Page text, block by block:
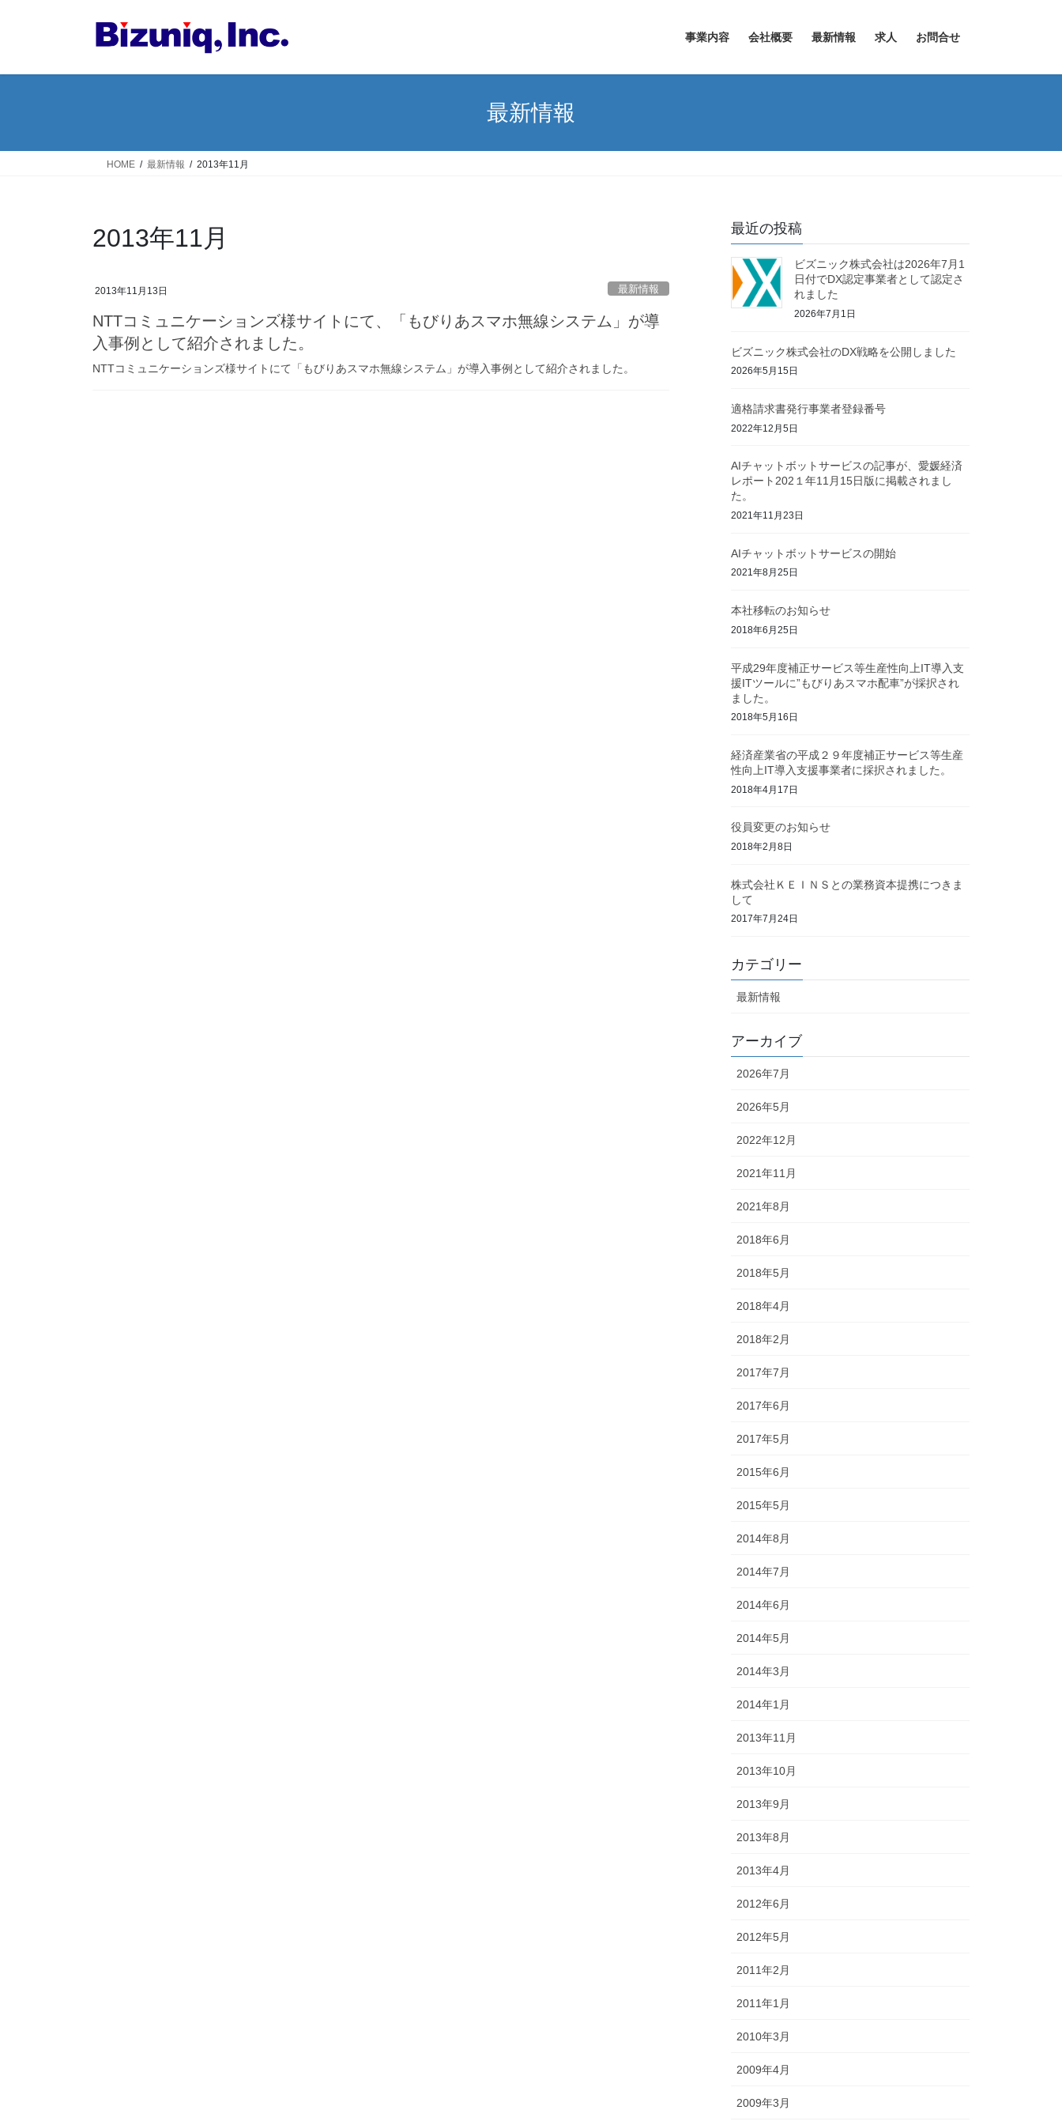
事業内容 会社概要 最新情報 求人 お問合せ
最新情報
HOME 最新情報 2013年11月
2013年11月
2013年11月13日 最新情報
NTTコミュニケーションズ様サイトにて、「もびりあスマホ無線システム」が導
入事例として紹介されました。
NTTコミュニケーションズ様サイトにて「もびりあスマホ無線システム」が導入事例として紹介されました。
最近の投稿
ビズニック株式会社は2026年7月1
日付でDX認定事業者として認定さ
れました
2026年7月1日
ビズニック株式会社のDX戦略を公開しました
2026年5月15日
適格請求書発行事業者登録番号
2022年12月5日
AIチャットボットサービスの記事が、愛媛経済
レポート202１年11月15日版に掲載されまし
た。
2021年11月23日
AIチャットボットサービスの開始
2021年8月25日
本社移転のお知らせ
2018年6月25日
平成29年度補正サービス等生産性向上IT導入支
援ITツールに”もびりあスマホ配車”が採択され
ました。
2018年5月16日
経済産業省の平成２９年度補正サービス等生産
性向上IT導入支援事業者に採択されました。
2018年4月17日
役員変更のお知らせ
2018年2月8日
株式会社ＫＥＩＮＳとの業務資本提携につきま
して
2017年7月24日
カテゴリー
最新情報
アーカイブ
2026年7月
2026年5月
2022年12月
2021年11月
2021年8月
2018年6月
2018年5月
2018年4月
2018年2月
2017年7月
2017年6月
2017年5月
2015年6月
2015年5月
2014年8月
2014年7月
2014年6月
2014年5月
2014年3月
2014年1月
2013年11月
2013年10月
2013年9月
2013年8月
2013年4月
2012年6月
2012年5月
2011年2月
2011年1月
2010年3月
2009年4月
2009年3月